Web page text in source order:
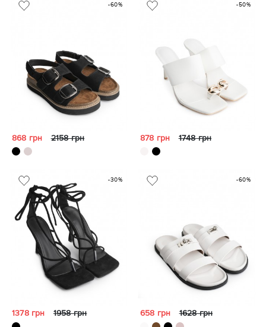
-60%
868 грн 2158 грн
-50%
878 грн 1748 грн
-30%
1378 грн 1958 грн
-60%
658 грн 1628 грн